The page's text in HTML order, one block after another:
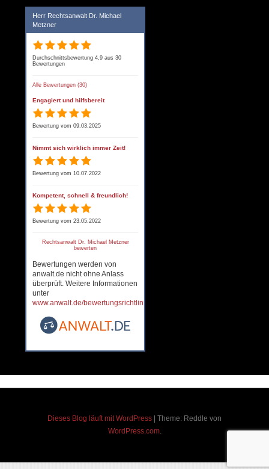
Herr Rechtsanwalt Dr. Michael
Metzner
Durchschnittsbewertung 4,9 aus 30
Bewertungen
Alle Bewertungen (30)
Engagiert und hilfsbereit
Bewertung vom 09.03.2025
Nimmt sich wirklich immer Zeit!
Bewertung vom 10.07.2022
Kompetent, schnell & freundlich!
Bewertung vom 23.05.2022
Rechtsanwalt Dr. Michael Metzner
bewerten
Bewertungen werden von
anwalt.de nicht ohne Anlass
überprüft. Weitere Informationen
unter
www.anwalt.de/bewertungsrichtlinien
Dieses Blog läuft mit WordPress
Theme: Reddle von
WordPress.com.